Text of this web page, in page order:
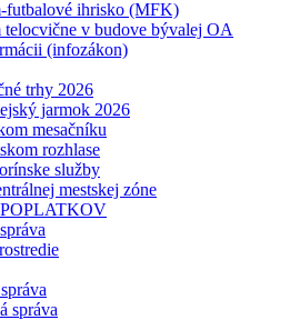
futbalové ihrisko (MFK)
telocvične v budove bývalej OA
(infozákon)
trhy 2026
jarmok 2026
mesačníku
rozhlase
služby
mestskej zóne
správa